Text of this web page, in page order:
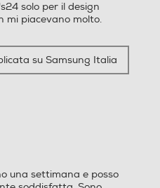
(ore:min)da
al
Capacità RAM - MB
4000
solo per il design
mi piacevano molto.
su Samsung Italia
una settimana e posso